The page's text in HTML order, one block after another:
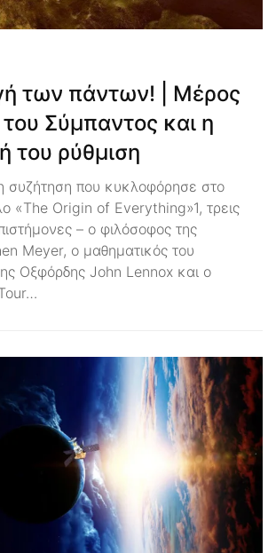
των πάντων! | Μέρος
Σύμπαντος και η
του ρύθμιση
συζήτηση που κυκλοφόρησε στο
«The Origin of Everything»1, τρεις
– ο φιλόσοφος της
Meyer, ο μαθηματικός του
Οξφόρδης John Lennox και ο